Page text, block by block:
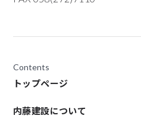
Contents
トップページ
内藤建設について